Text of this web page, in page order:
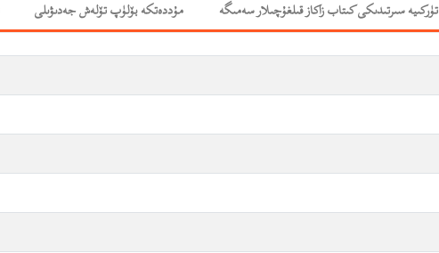
تۈركىيە سىرتىدىكى كىتاب زاكاز قىلغۇچىلار سەمىگە مۇددەتكە بۆلۈپ تۆلەش جەدىۋىلى